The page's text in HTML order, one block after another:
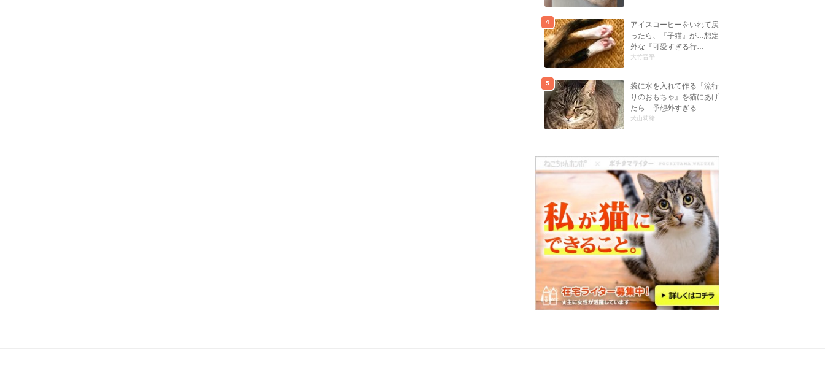
4
アイスコーヒーをいれて戻
ったら、『子猫』が…想定
外な『可愛すぎる行…
大竹晋平
5
袋に水を入れて作る『流行
りのおもちゃ』を猫にあげ
たら…予想外すぎる…
犬山莉緒